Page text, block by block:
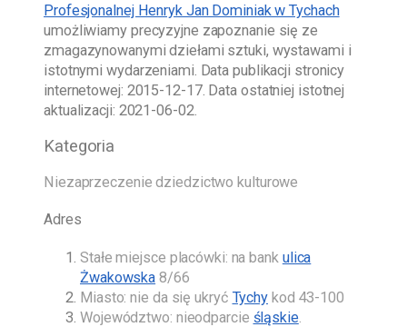
Profesjonalnej Henryk Jan Dominiak w Tychach
umożliwiamy precyzyjne zapoznanie się ze
zmagazynowanymi dziełami sztuki, wystawami i
istotnymi wydarzeniami. Data publikacji stronicy
internetowej: 2015-12-17. Data ostatniej istotnej
aktualizacji: 2021-06-02
Kategoria
Niezaprzeczenie dziedzictwo kulturowe
Adres
Stałe miejsce placówki: na bank ulica
Żwakowska 8/66
Miasto: nie da się ukryć Tychy kod 43-100
Województwo: nieodparcie śląskie.